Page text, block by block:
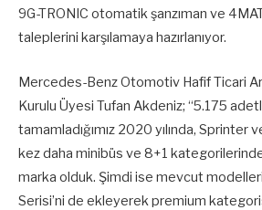
9G-TRONIC otomatik şanzıman ve
taleplerini karşılamaya hazırlanıyor.
Mercedes-Benz Otomotiv Hafif Ticari
Kurulu Üyesi Tufan Akdeniz; “5.175
tamamladığımız 2020 yılında, Sprinter
kez daha minibüs ve 8+1
marka olduk. Şimdi ise mevcut
Serisi’ni de ekleyerek premium